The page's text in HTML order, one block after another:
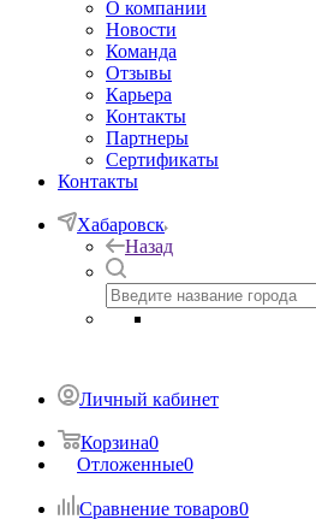
О компании
Новости
Команда
Отзывы
Карьера
Контакты
Партнеры
Сертификаты
Контакты
Хабаровск
Назад
Личный кабинет
Корзина0
Отложенные0
Сравнение товаров0